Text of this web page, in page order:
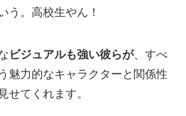
う。高校生やん！
ビジュアルも強い彼らが、 すべ
魅力的なキャラクターと関係性
せてくれます。